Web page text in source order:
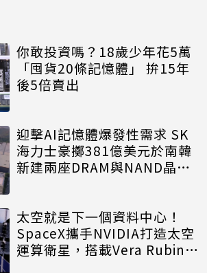
你敢投資嗎？18歲少年花5萬
「囤貨20條記憶體」 拚15年
後5倍賣出
迎擊AI記憶體爆發性需求 SK
海力士豪擲381億美元於南韓
新建兩座DRAM與NAND晶圓
太空就是下一個資料中心！
SpaceX攜手NVIDIA打造太空
運算衛星，搭載Vera Rubin運